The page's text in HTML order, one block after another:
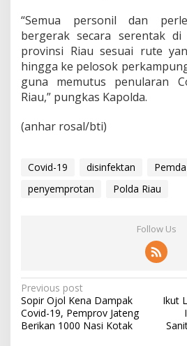
“Semua personil dan
bergerak secara serentak
provinsi Riau sesuai rute
hingga ke pelosok
guna memutus penularan
Riau,” pungkas Kapolda.
(anhar rosal/bti)
Covid-19 disinfektan
penyemprotan
Polda Riau
Follow Us
P
o
s
Previous post
Sopir Ojol Kena Dampak
Covid-19, Pemprov Jateng
Berikan 1000 Nasi Kotak
Ikut